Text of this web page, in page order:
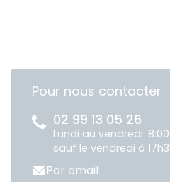
Pour nous contacter
02 99 13 05 26
Lundi au vendredi: 8:00
sauf le vendredi à
Par email